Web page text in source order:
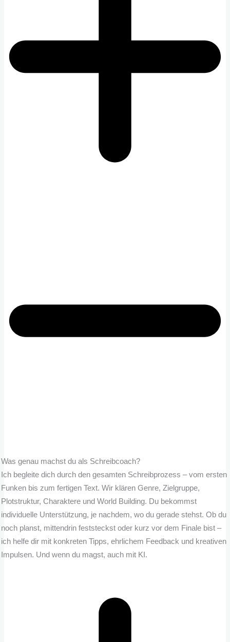
Was genau machst du als Schreibcoach?
Ich begleite dich durch den gesamten Schreibprozess – vom ersten
Funken bis zum fertigen Text. Wir klären Genre, Zielgruppe,
Plotstruktur, Charaktere und World Building. Du bekommst
individuelle Unterstützung, je nachdem, wo du gerade stehst. Ob du
noch planst, mittendrin feststeckst oder kurz vor dem Finale bist –
ich helfe dir mit konkreten Tipps, ehrlichem Feedback und kreativen
Impulsen. Und wenn du magst, auch mit KI.